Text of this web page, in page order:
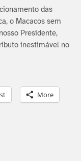
das
o Macacos sem
Presidente,
inestimável no
More